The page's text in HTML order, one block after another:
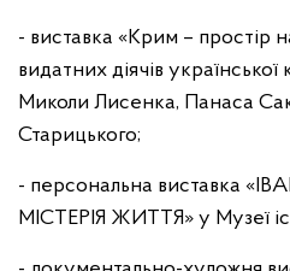
- виставка «Крим – простір
видатних діячів
Миколи Лисенка, Панаса
Старицького;
- персональна виставка
МІСТЕРІЯ ЖИТТЯ» у Музеї